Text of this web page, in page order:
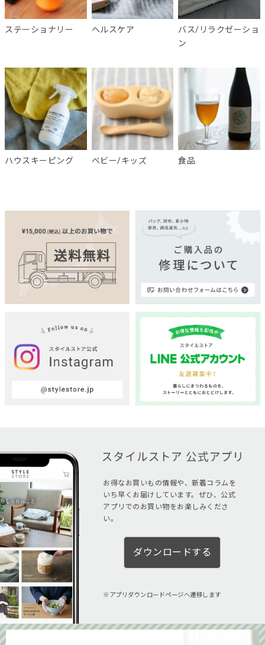
ステーショナリー ヘルスケア
バス/リラクゼーショ
ン
ハウスキーピング ベビー/キッズ 食品
お得なお買いもの情報や、新着コラムを
いち早くお届けしています。ぜひ、公式
アプリでのお買い物をお楽しみくださ
い。
ダウンロードする
アプリダウンロードページへ遷移します